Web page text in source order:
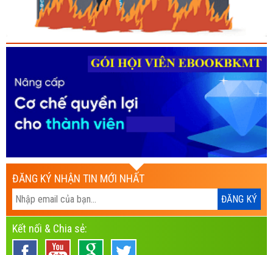
ĐĂNG KÝ NHẬN TIN MỚI NHẤT
Kết nối & Chia sẻ: